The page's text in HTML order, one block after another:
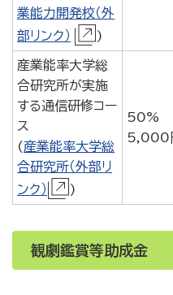
業能力開発校（外
部リンク）
)
産業能率大学総
合研究所が実施
する通信研修コー
ス
(産業能率大学総
合研究所（外部リ
ンク）
)
50%
5,000
観劇鑑賞等助成金